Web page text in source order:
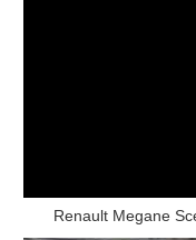
Renault Megane